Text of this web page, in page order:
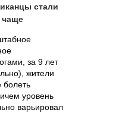
стали
чаще
за 9 лет
жители
уровень
варьировал